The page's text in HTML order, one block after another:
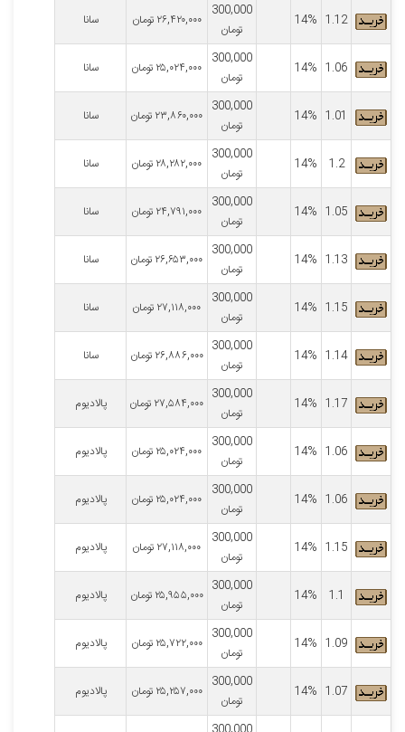
1.12
14%
300,000
تومان
۲۶,۴۲۰,۰۰۰ تومان سانا
1.06
14%
300,000
تومان
۲۵,۰۲۴,۰۰۰ تومان سانا
1.01
14%
300,000
تومان
۲۳,۸۶۰,۰۰۰ تومان سانا
1.2
14%
300,000
تومان
۲۸,۲۸۲,۰۰۰ تومان سانا
1.05
14%
300,000
تومان
۲۴,۷۹۱,۰۰۰ تومان سانا
1.13
14%
300,000
تومان
۲۶,۶۵۳,۰۰۰ تومان سانا
1.15
14%
300,000
تومان
۲۷,۱۱۸,۰۰۰ تومان سانا
1.14
14%
300,000
تومان
۲۶,۸۸۶,۰۰۰ تومان سانا
1.17
14%
300,000
تومان
۲۷,۵۸۴,۰۰۰ تومان پالادیوم
1.06
14%
300,000
تومان
۲۵,۰۲۴,۰۰۰ تومان پالادیوم
1.06
14%
300,000
تومان
۲۵,۰۲۴,۰۰۰ تومان پالادیوم
1.15
14%
300,000
تومان
۲۷,۱۱۸,۰۰۰ تومان پالادیوم
1.1
14%
300,000
تومان
۲۵,۹۵۵,۰۰۰ تومان پالادیوم
1.09
14%
300,000
تومان
۲۵,۷۲۲,۰۰۰ تومان پالادیوم
1.07
14%
300,000
تومان
۲۵,۲۵۷,۰۰۰ تومان پالادیوم